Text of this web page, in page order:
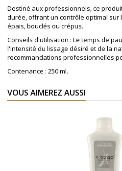
Destiné aux professionnels, ce
durée, offrant un contrôle optimal sur
épais, bouclés ou crépus.
Conseils d'utilisation : Le temps de
l'intensité du lissage désiré et de la
recommandations professionnelles
Contenance : 250 ml.
VOUS AIMEREZ AUSSI